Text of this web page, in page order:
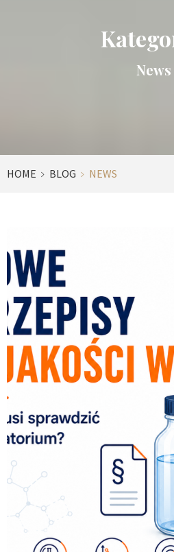
News
HOME BLOG NEWS